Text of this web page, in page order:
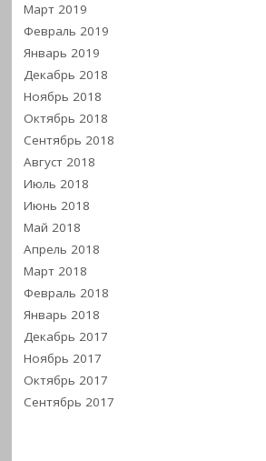
Март 2019
Февраль 2019
Январь 2019
Декабрь 2018
Ноябрь 2018
Октябрь 2018
Сентябрь 2018
Август 2018
Июль 2018
Июнь 2018
Май 2018
Апрель 2018
Март 2018
Февраль 2018
Январь 2018
Декабрь 2017
Ноябрь 2017
Октябрь 2017
Сентябрь 2017